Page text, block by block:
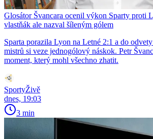
Glosátor Švancara ocenil výkon Sparty proti
vlastňák ale nazval šíleným gólem
Sparta porazila Lyon na Letné 2:1 a do
mistrů si veze jednogólový náskok. Petr
moment, který mohl všechno zhatit.
SportyŽivě
dnes, 19:03
3 min